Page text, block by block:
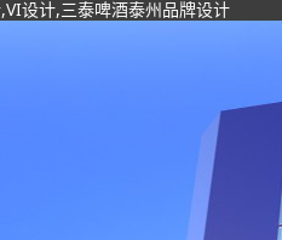
设计,三泰啤酒泰州品牌设计